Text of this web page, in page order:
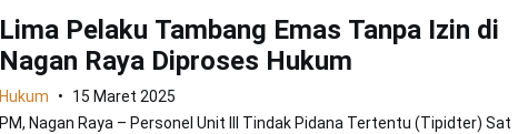
Lima Pelaku Tambang Emas Tanpa Izin di
Nagan Raya Diproses Hukum
Hukum
15 Maret 2025
PM, Nagan Raya – Personel Unit III Tindak Pidana Tertentu (Tipidter) Sat